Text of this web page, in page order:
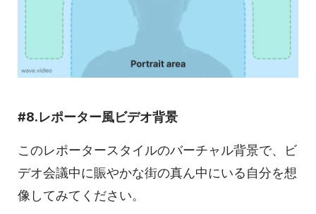
#8.レポーター風ビデオ背景
このレポータースタイルのバーチャル背景で、ビ
デオ会議中に賑やかな街の真ん中にいる自分を想
像してみてください。